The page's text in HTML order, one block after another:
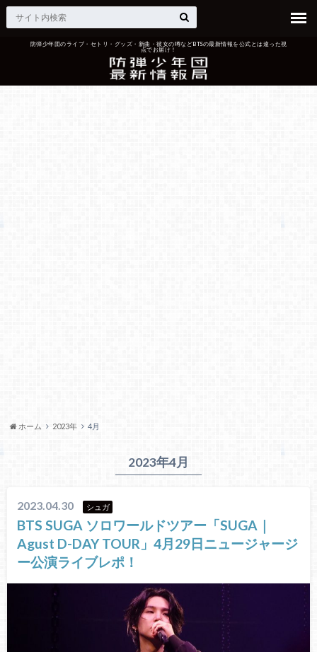
防弾少年団のライブ・セトリ・グッズ・新曲・彼女の噂などBTSの最新情報を公式とは違った視
点でお届け！
ホーム 2023年 4月
2023年4月
2023.04.30 シュガ
BTS SUGA ソロワールドツアー「SUGA｜
Agust D-DAY TOUR」4月29日ニュージャージ
ー公演ライブレポ！